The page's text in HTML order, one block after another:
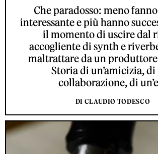
Che paradosso: meno
interessante e più hanno
il momento di uscire dal
accogliente di synth e
maltrattare da un
Storia di un’amicizia, di
collaborazione, di
DI CLAUDIO TODESCO